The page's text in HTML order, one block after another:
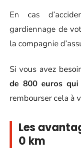
En cas
gardiennage de
la compagnie
Si vous avez
de 800 euros
rembourser cela à
Les
0 km